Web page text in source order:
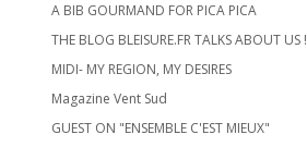
A BIB GOURMAND FOR PICA PICA
THE BLOG BLEISURE.FR TALKS ABOUT US !
MIDI- MY REGION, MY DESIRES
Magazine Vent Sud
GUEST ON "ENSEMBLE C'EST MIEUX"